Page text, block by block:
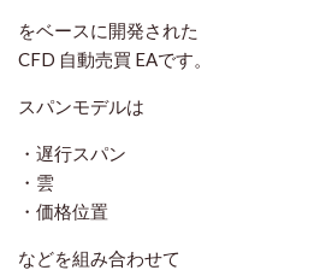
をベースに開発された
CFD 自動売買 EAです。
スパンモデルは
・遅行スパン
・雲
・価格位置
などを組み合わせて